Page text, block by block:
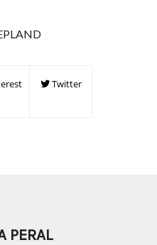
Twitter
PERAL